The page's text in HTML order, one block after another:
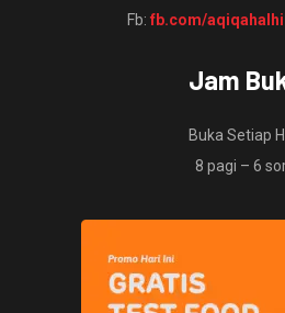
Fb: fb.com/
Jam
Buka Setiap
8 pagi – 6